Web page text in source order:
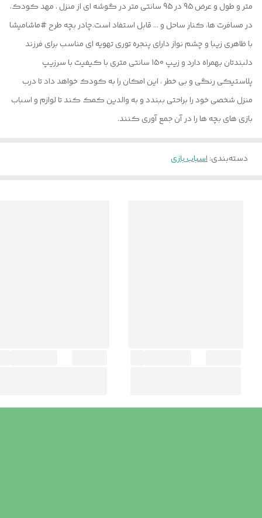
متر و طول و عرض 95 در 95 سانتی متر در گوشه ای از منزل ، مهد کودک،
در مسافرت ها، کنار ساحل و ... قابل استفاد است.چادر بچه طرح #ماشامیشا
با ظاهری زیبا و چشم نواز دارای پنجره توری تهویه ای مناسب برای فرزند
دلبندتان بهمراه دارد و زیپ 150 سانتی متری با کیفیت با سرزیپ
پلاستیکی رنگی و بی خطر ، این امکان را به کودک خواهد داد تا درب
منزل شخصی خود را براحتی ببندد و به والدین کمک کند تا لوازم و اسباب
بازی های بچه ها را در آن جمع آوری کنند.
دسته‌بندی:اسباب بازی